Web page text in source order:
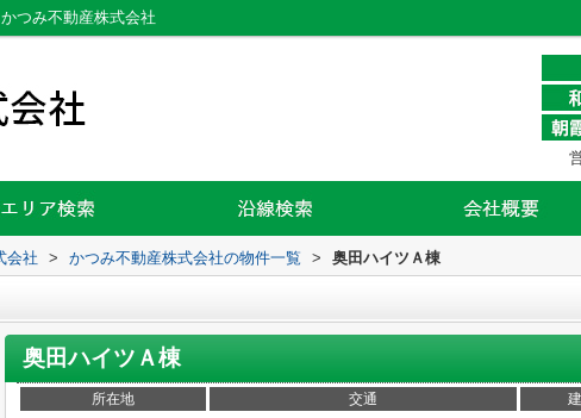
つみ不動産株式会社
会社 > かつみ不動産株式会社の物件一覧 > 奥田ハイツＡ棟
奥田ハイツＡ棟
所在地 交通